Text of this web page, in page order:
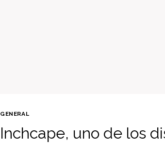
GENERAL
Inchcape, uno de los